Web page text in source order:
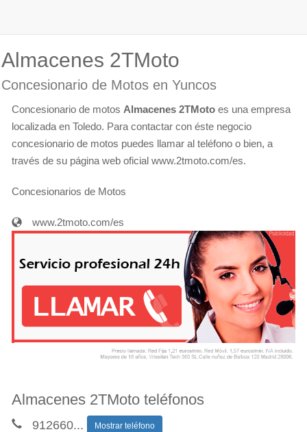
Almacenes 2TMoto
Concesionario de Motos en Yuncos
Concesionario de motos Almacenes 2TMoto es una empresa
localizada en Toledo. Para contactar con éste negocio
concesionario de motos puedes llamar al teléfono o bien, a
través de su página web oficial www.2tmoto.com/es.
Concesionarios de Motos
www.2tmoto.com/es
Almacenes 2TMoto teléfonos
912660... Mostrar teléfono